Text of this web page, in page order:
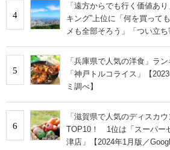
4
「遠方からでも行く価値あ
キング”上位に「何を買って
メも全部そろう」「つい立
5
「兵庫県で人気の洋食」ラ
「神戸トルコライス」【
ミ調べ】
6
「滋賀県で人気のディスカ
TOP10！ 1位は「スーパー
津店」【2024年1月版／